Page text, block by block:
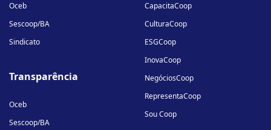
Oceb
Sescoop/BA
Sindicato
Transparência
Oceb
Sescoop/BA
CapacitaCoop
CulturaCoop
ESGCoop
InovaCoop
NegóciosCoop
RepresentaCoop
Sou Coop